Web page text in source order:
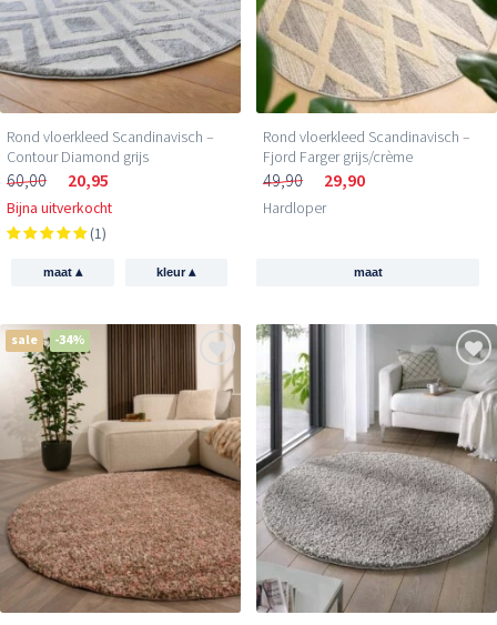
Rond vloerkleed Scandinavisch –
Contour Diamond grijs
60,00 20,95
Bijna uitverkocht
(1)
maat ▴ kleur▴
Rond vloerkleed Scandinavisch –
Fjord Farger grijs/crème
49,90 29,90
Hardloper
maat
sale -34%